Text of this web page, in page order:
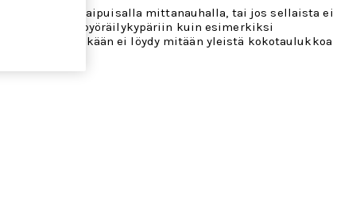
parhaiten taipuisalla mittanauhalla, tai jos sellaista ei
tavallisiin pyöräilykypäriin kuin esimerkiksi
siksi meiltäkään ei löydy mitään yleistä kokotaulukkoa